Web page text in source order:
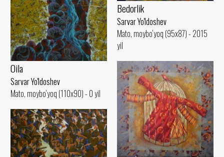
Oila
Sarvar Yo'ldoshev
Mato, moybo‘yoq (110x90) - 0 yil
Bedorlik
Sarvar Yo'ldoshev
Mato, moybo‘yoq (95x87) - 2015
yil